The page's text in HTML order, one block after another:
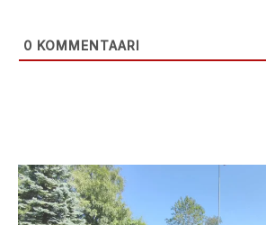
0 KOMMENTAARI